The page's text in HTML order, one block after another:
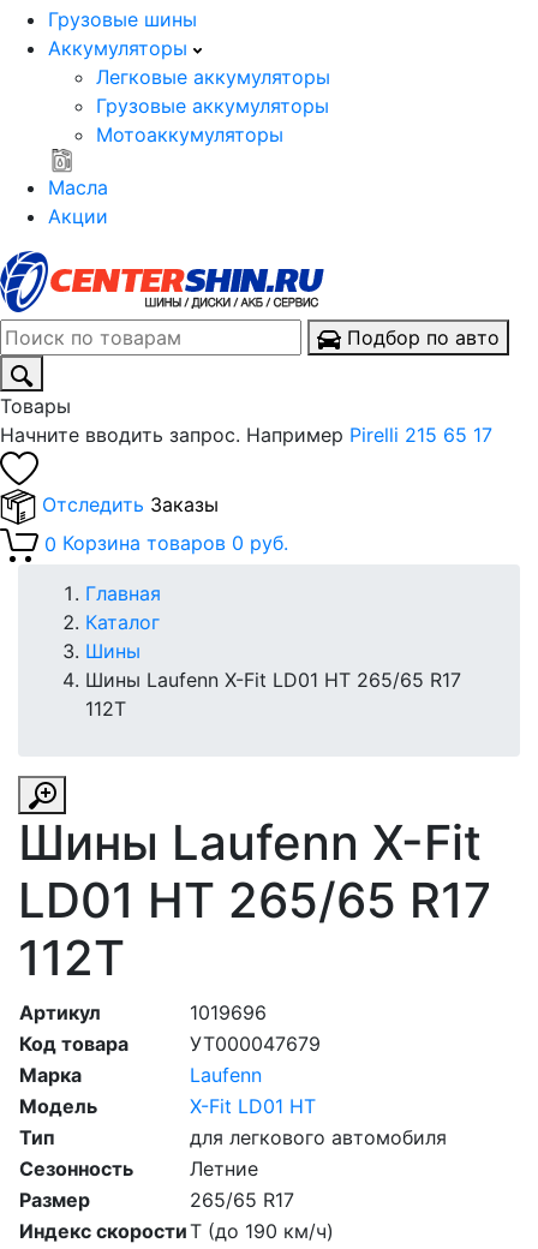
Грузовые шины
Аккумуляторы
Легковые аккумуляторы
Грузовые аккумуляторы
Мотоаккумуляторы
Масла
Акции
Подбор по авто
Товары
Начните вводить запрос. Например Pirelli 215 65 17
Отследить Заказы
0 Корзина товаров 0 руб.
Главная
Каталог
Шины
Шины Laufenn X-Fit LD01 HT 265/65 R17
112T
Шины Laufenn X-Fit
LD01 HT 265/65 R17
112T
Артикул
1019696
Код товара
УТ000047679
Марка
Laufenn
Модель
X-Fit LD01 HT
Тип
для легкового автомобиля
Сезонность
Летние
Размер
265/65 R17
Индекс скоростиT (до 190 км/ч)